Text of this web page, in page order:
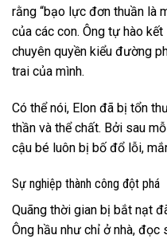
rằng “bạo lực đơn thuần là
của các con. Ông tự hào
chuyên quyền kiểu đường
trai của mình.
Có thể nói, Elon đã bị tổn
thần và thể chất. Bởi sau
cậu bé luôn bị bố đổ lỗi,
Sự nghiệp thành công đột phá
Quãng thời gian bị bắt nạt
Ông hầu như chỉ ở nhà, đọc